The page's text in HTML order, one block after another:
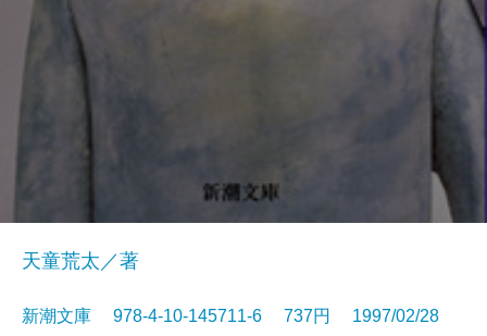
天童荒太／著
新潮文庫 978-4-10-145711-6 737円 1997/02/28